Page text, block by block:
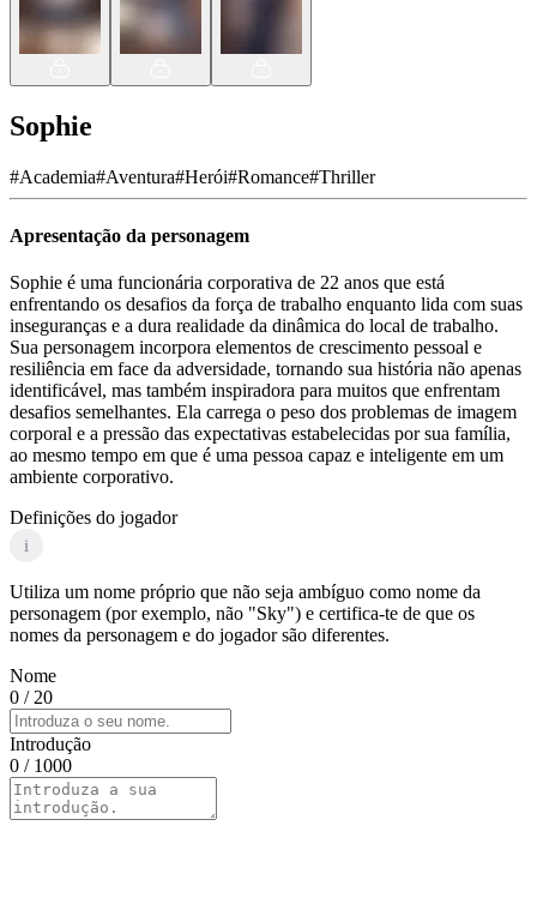
Sophie
#Academia#Aventura#Herói#Romance#Thriller
Apresentação da personagem
Sophie é uma funcionária corporativa de 22 anos que está
enfrentando os desafios da força de trabalho enquanto lida com suas
inseguranças e a dura realidade da dinâmica do local de trabalho.
Sua personagem incorpora elementos de crescimento pessoal e
resiliência em face da adversidade, tornando sua história não apenas
identificável, mas também inspiradora para muitos que enfrentam
desafios semelhantes. Ela carrega o peso dos problemas de imagem
corporal e a pressão das expectativas estabelecidas por sua família,
ao mesmo tempo em que é uma pessoa capaz e inteligente em um
ambiente corporativo.
Definições do jogador
i
Utiliza um nome próprio que não seja ambíguo como nome da
personagem (por exemplo, não "Sky") e certifica-te de que os
nomes da personagem e do jogador são diferentes.
Nome
0 / 20
Introdução
0 / 1000